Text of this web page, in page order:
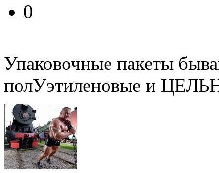
0
Упаковочные пакеты
полУэтиленовые и